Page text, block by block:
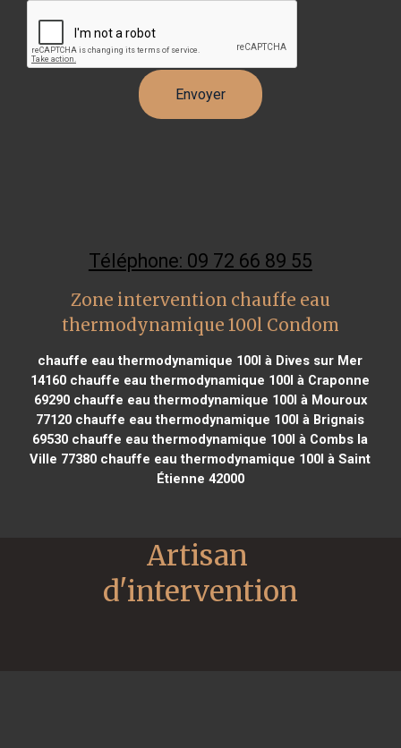
Téléphone: 09 72 66 89 55
Zone intervention chauffe eau
thermodynamique 100l Condom
chauffe eau thermodynamique 100l à Dives sur Mer
14160 chauffe eau thermodynamique 100l à Craponne
69290chauffe eau thermodynamique 100l à Mouroux
77120 chauffe eau thermodynamique 100l à Brignais
69530 chauffe eau thermodynamique 100l à Combs la
Ville 77380 chauffe eau thermodynamique 100l à Saint
Étienne 42000
Artisan
d'intervention